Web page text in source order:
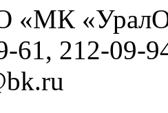
«МК
61, 212-09-